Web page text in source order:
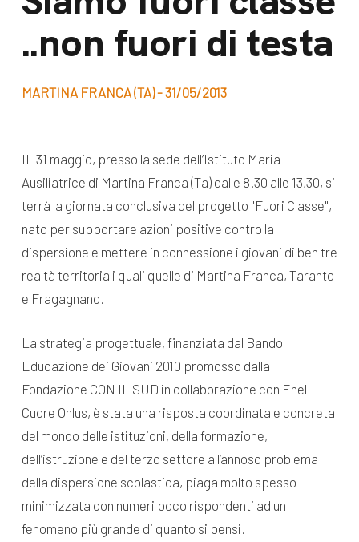
..non fuori di testa
MARTINA FRANCA (TA) - 31/05/2013
IL 31 maggio, presso la sede dell’Istituto Maria
Ausiliatrice di Martina Franca (Ta) dalle 8.30 alle 13,30, si
terrà la giornata conclusiva del progetto "Fuori Classe",
nato per supportare azioni positive contro la
dispersione e mettere in connessione i giovani di ben tre
realtà territoriali quali quelle di Martina Franca, Taranto
e Fragagnano.
La strategia progettuale, finanziata dal Bando
Educazione dei Giovani 2010 promosso dalla
Fondazione CON IL SUD in collaborazione con Enel
Cuore Onlus, è stata una risposta coordinata e concreta
del mondo delle istituzioni, della formazione,
dell’istruzione e del terzo settore all’annoso problema
della dispersione scolastica, piaga molto spesso
minimizzata con numeri poco rispondenti ad un
fenomeno più grande di quanto si pensi.
Lavora con noi
Bilancio di
missione
appuntamenti
News
Appuntamenti
dal Sud
Campagne
Videomagazine
e blog progetti
Seguici sui social: